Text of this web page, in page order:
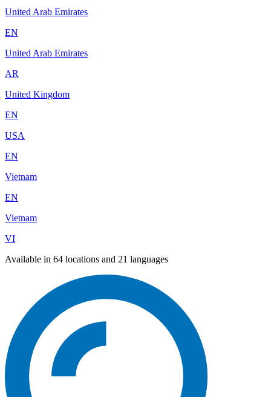
United Arab Emirates
EN
United Arab Emirates
AR
United Kingdom
EN
USA
EN
Vietnam
EN
Vietnam
VI
Available in 64 locations and 21 languages